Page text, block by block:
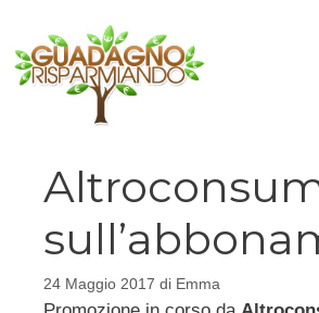
contenuto
24 Maggio 2017 di Emma